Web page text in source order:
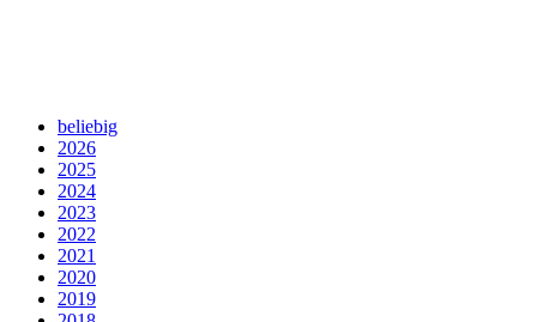
beliebig
2026
2025
2024
2023
2022
2021
2020
2019